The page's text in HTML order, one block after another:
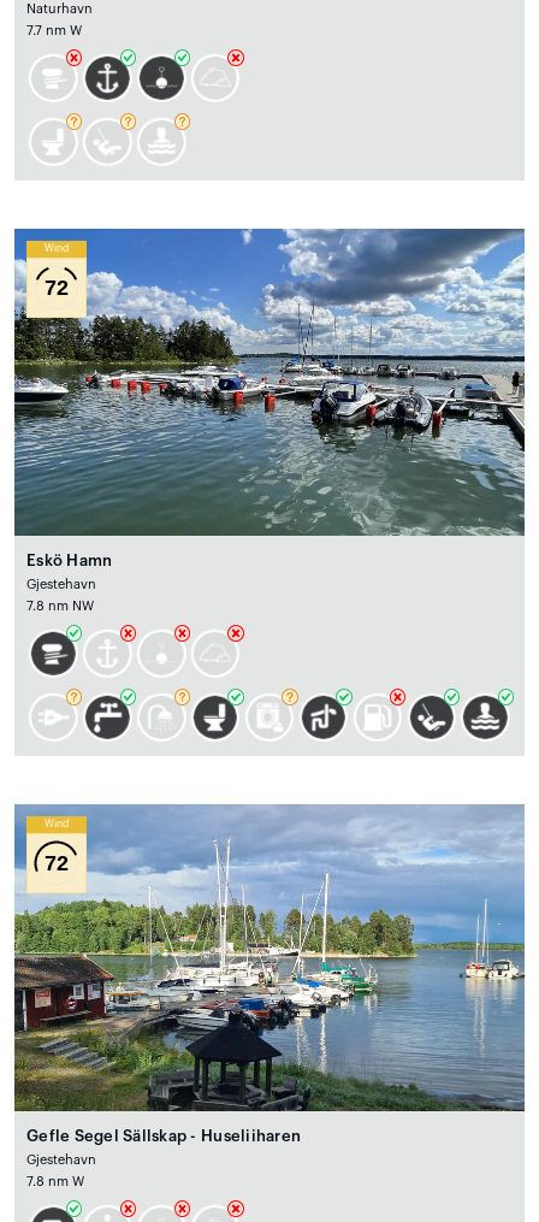
Naturhavn
7.7 nm W
Wind
72
Eskö Hamn
Gjestehavn
7.8 nm NW
Wind
72
Gefle Segel Sällskap - Huseliiharen
Gjestehavn
7.8 nm W